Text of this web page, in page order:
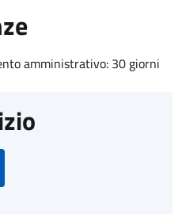
amministrativo: 30 giorni